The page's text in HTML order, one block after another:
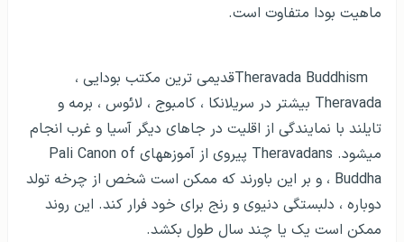
ماهیت بودا متفاوت است.
Theravada Buddhismقدیمی ترین مکتب بودایی ،
Theravada بیشتر در سریلانکا ، کامبوج ، لائوس ، برمه و
تایلند با نمایندگی از اقلیت در جاهای دیگر آسیا و غرب انجام
می­شود. Theravadans پیروی از آموزه­های Pali Canon of
Buddha ، و بر این باورند که ممکن است شخص از چرخه تولد
دوباره ، دلبستگی دنیوی و رنج برای خود فرار کند. این روند
ممکن است یک یا چند سال طول بکشد.